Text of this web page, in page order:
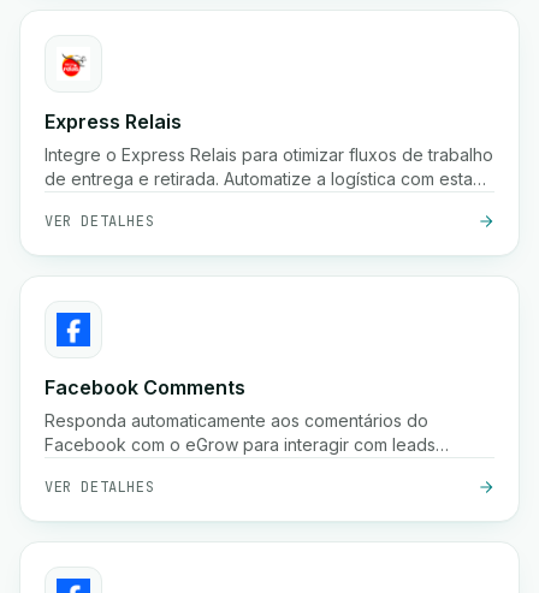
Express Relais
Integre o Express Relais para otimizar fluxos de trabalho
de entrega e retirada. Automatize a logística com esta
VER DETALHES
Facebook Comments
Responda automaticamente aos comentários do
Facebook com o eGrow para interagir com leads
VER DETALHES